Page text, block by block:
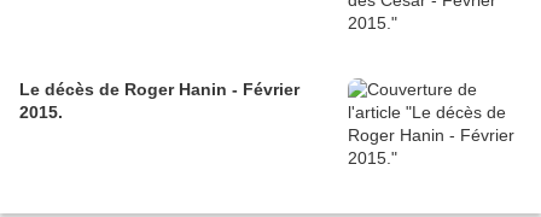
Le décès de Roger Hanin - Février
2015.